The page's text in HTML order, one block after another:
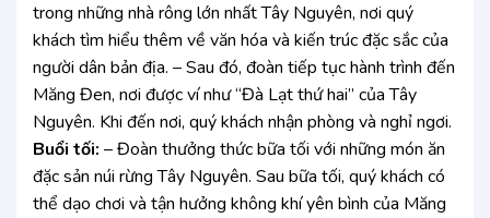
trong những nhà rông lớn nhất Tây Nguyên, nơi quý
khách tìm hiểu thêm về văn hóa và kiến trúc đặc sắc của
người dân bản địa. – Sau đó, đoàn tiếp tục hành trình đến
Măng Đen, nơi được ví như “Đà Lạt thứ hai” của Tây
Nguyên. Khi đến nơi, quý khách nhận phòng và nghỉ ngơi.
Buổi tối: – Đoàn thưởng thức bữa tối với những món ăn
đặc sản núi rừng Tây Nguyên. Sau bữa tối, quý khách có
thể dạo chơi và tận hưởng không khí yên bình của Măng